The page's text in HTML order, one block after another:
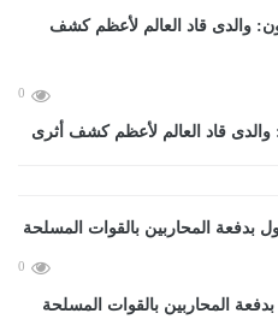
0
قاد العالم لأعظم كشف أثرى
0
المحاربين بالقوات المسلحة